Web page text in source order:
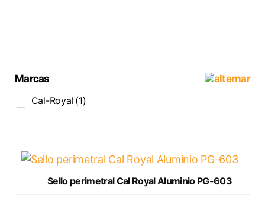
Marcas
Cal-Royal (1)
Sello perimetral Cal Royal Aluminio PG-603